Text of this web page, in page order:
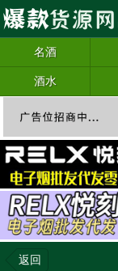
名酒
酒水
返回